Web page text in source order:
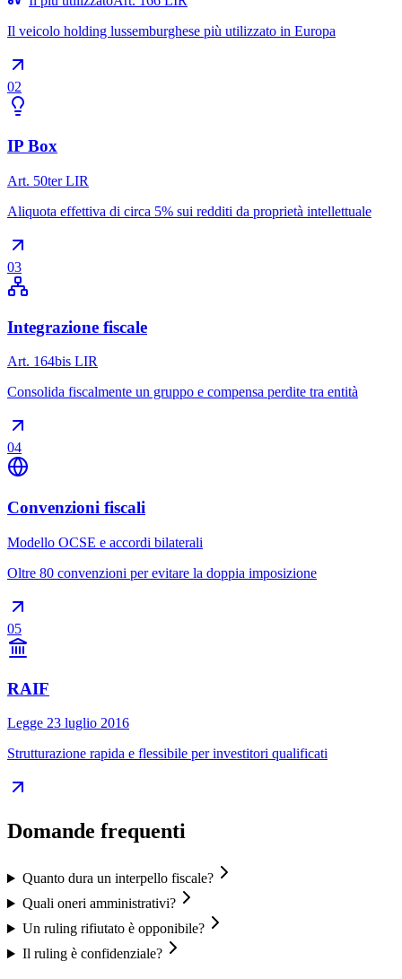
Il veicolo holding lussemburghese più utilizzato in Europa
02
IP Box
Art. 50ter LIR
Aliquota effettiva di circa 5% sui redditi da proprietà intellettuale
03
Integrazione fiscale
Art. 164bis LIR
Consolida fiscalmente un gruppo e compensa perdite tra entità
04
Convenzioni fiscali
Modello OCSE e accordi bilaterali
Oltre 80 convenzioni per evitare la doppia imposizione
05
RAIF
Legge 23 luglio 2016
Strutturazione rapida e flessibile per investitori qualificati
Domande frequenti
Quanto dura un interpello fiscale?
Quali oneri amministrativi?
Un ruling rifiutato è opponibile?
Il ruling è confidenziale?